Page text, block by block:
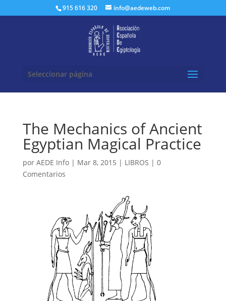
915 616 320 info@aedeweb.com
Seleccionar página
The Mechanics of Ancient
Egyptian Magical Practice
por AEDE Info| Mar 8, 2015 | LIBROS | 0
Comentarios